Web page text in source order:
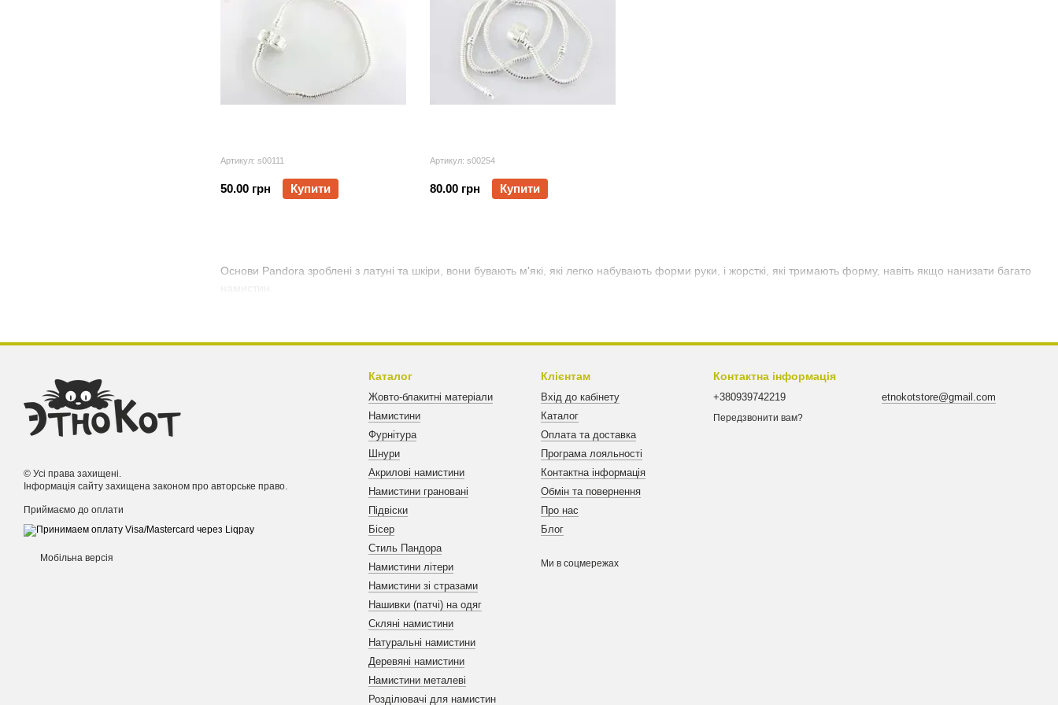
Основи Pandora зроблені з латуні та шкіри, вони бувають м'які, які легко набувають форми руки, і жорсткі, які тримають форму, навіть якщо нанизати багато
Артикул: s00111
50.00 грн Купити
Артикул: s00254
80.00 грн Купити
© Усі права захищені.
Інформація сайту захищена законом про авторське право.
Приймаємо до оплати
Мобільна версія
Каталог
Жовто-блакитні матеріали
Намистини
Фурнітура
Шнури
Акрилові намистини
Намистини грановані
Підвіски
Бісер
Стиль Пандора
Намистини літери
Намистини зі стразами
Нашивки (патчі) на одяг
Скляні намистини
Натуральні намистини
Деревяні намистини
Намистини металеві
Розділювачі для намистин
Клієнтам
Вхід до кабінету
Каталог
Оплата та доставка
Програма лояльності
Контактна інформація
Обмін та повернення
Про нас
Блог
Ми в соцмережах
Контактна інформація
+380939742219
Передзвонити вам?
etnokotstore@gmail.com